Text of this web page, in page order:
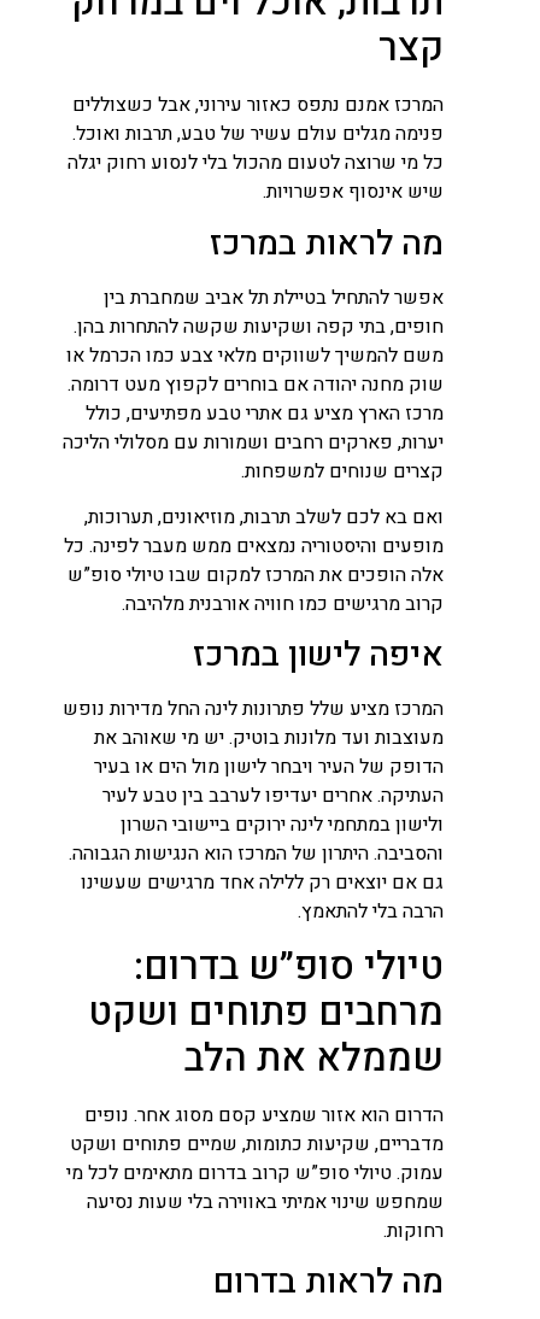
קצר
המרכז אמנם נתפס כאזור עירוני, אבל כשצוללים
פנימה מגלים עולם עשיר של טבע, תרבות ואוכל.
כל מי שרוצה לטעום מהכול בלי לנסוע רחוק יגלה
שיש אינסוף אפשרויות.
מה לראות במרכז
אפשר להתחיל בטיילת תל אביב שמחברת בין
חופים, בתי קפה ושקיעות שקשה להתחרות בהן.
משם להמשיך לשווקים מלאי צבע כמו הכרמל או
שוק מחנה יהודה אם בוחרים לקפוץ מעט דרומה.
מרכז הארץ מציע גם אתרי טבע מפתיעים, כולל
יערות, פארקים רחבים ושמורות עם מסלולי הליכה
קצרים שנוחים למשפחות.
ואם בא לכם לשלב תרבות, מוזיאונים, תערוכות,
מופעים והיסטוריה נמצאים ממש מעבר לפינה. כל
אלה הופכים את המרכז למקום שבו טיולי סופ”ש
קרוב מרגישים כמו חוויה אורבנית מלהיבה.
איפה לישון במרכז
המרכז מציע שלל פתרונות לינה החל מדירות נופש
מעוצבות ועד מלונות בוטיק. יש מי שאוהב את
הדופק של העיר ויבחר לישון מול הים או בעיר
העתיקה. אחרים יעדיפו לערבב בין טבע לעיר
ולישון במתחמי לינה ירוקים ביישובי השרון
והסביבה. היתרון של המרכז הוא הנגישות הגבוהה.
גם אם יוצאים רק ללילה אחד מרגישים שעשינו
הרבה בלי להתאמץ.
טיולי סופ”ש בדרום:
מרחבים פתוחים ושקט
שממלא את הלב
הדרום הוא אזור שמציע קסם מסוג אחר. נופים
מדבריים, שקיעות כתומות, שמיים פתוחים ושקט
עמוק. טיולי סופ”ש קרוב בדרום מתאימים לכל מי
שמחפש שינוי אמיתי באווירה בלי שעות נסיעה
רחוקות.
מה לראות בדרום